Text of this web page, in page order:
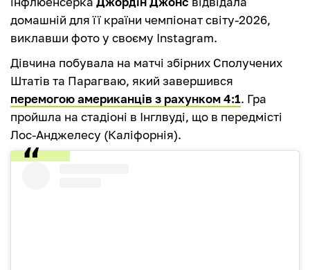
домашній для її країни чемпіонат світу-2026,
виклавши фото у своєму Instagram.
Дівчина побувала на матчі збірних Сполучених
Штатів та Парагваю, який завершився
перемогою американців з рахунком 4:1. Гра
пройшла на стадіоні в Інглвуді, що в передмісті
Лос-Анджелесу (Каліфорнія).